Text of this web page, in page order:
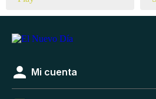
Mi cuenta